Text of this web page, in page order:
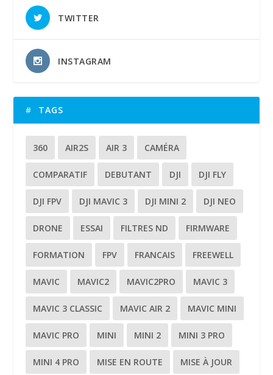
TWITTER
INSTAGRAM
TAGS
360 AIR2S AIR 3 CAMÉRA
COMPARATIF DEBUTANT DJI DJI FLY
DJI FPV DJI MAVIC 3 DJI MINI 2 DJI NEO
DRONE ESSAI FILTRES ND FIRMWARE
FORMATION FPV FRANCAIS FREEWELL
MAVIC MAVIC2 MAVIC2PRO MAVIC 3
MAVIC 3 CLASSIC MAVIC AIR 2 MAVIC MINI
MAVIC PRO MINI MINI 2 MINI 3 PRO
MINI 4 PRO MISE EN ROUTE MISE À JOUR